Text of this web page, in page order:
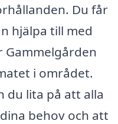
Du får
hjälpa till med
Gammelgården
i området.
du lita på att alla
behov och att